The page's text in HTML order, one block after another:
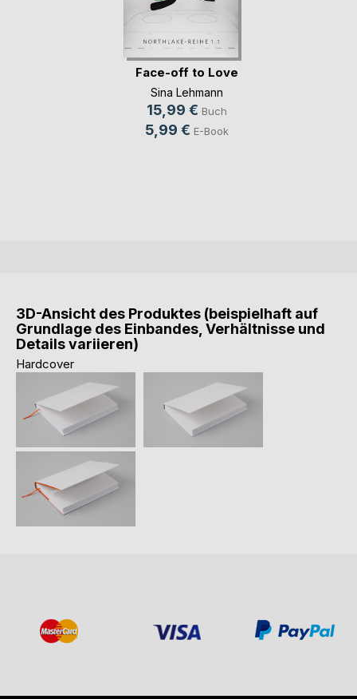
Face-off to Love
Sina Lehmann
15,99 € Buch
5,99 € E-Book
3D-Ansicht des Produktes (beispielhaft auf
Grundlage des Einbandes, Verhältnisse und
Details variieren)
Hardcover